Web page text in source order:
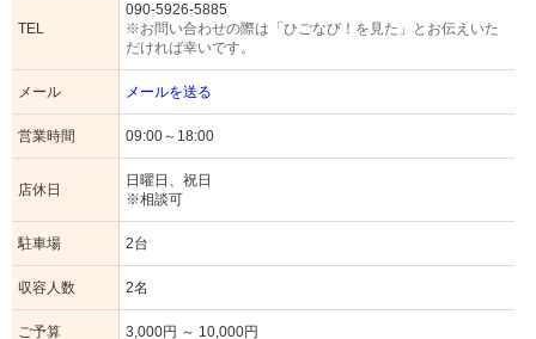
TEL
090-5926-5885
※お問い合わせの際は「ひごなび！を見た」とお伝えいた
だければ幸いです。
メール メールを送る
営業時間 09:00～18:00
店休日
日曜日、祝日
※相談可
駐車場 2台
収容人数 2名
ご予算 3,000円 ～ 10,000円